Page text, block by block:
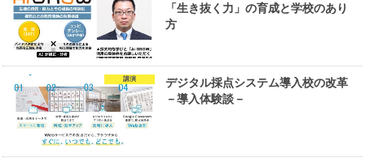
「生き抜く力」の育成と学校のあり
方
講演
デジタル採点システム導入校の改革
－導入体験談－